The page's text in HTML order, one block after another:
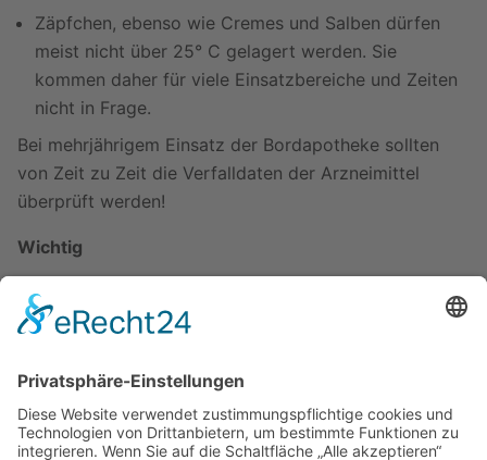
Zäpfchen, ebenso wie Cremes und Salben dürfen
meist nicht über 25° C gelagert werden. Sie
kommen daher für viele Einsatzbereiche und Zeiten
nicht in Frage.
Bei mehrjährigem Einsatz der Bordapotheke sollten
von Zeit zu Zeit die Verfalldaten der Arzneimittel
überprüft werden!
Wichtig
Schon der Natur eines Wiki entsprechend erhebt diese
Empfehlung weder den Anspruch auf Vollständigkeit,
zu verstehen. Zur Kritik empfiehlt sich die Benutzung
derDiskussionsseite. Hier findet man auch Meinungen
zur Frage der Verwendung von sterilem oder